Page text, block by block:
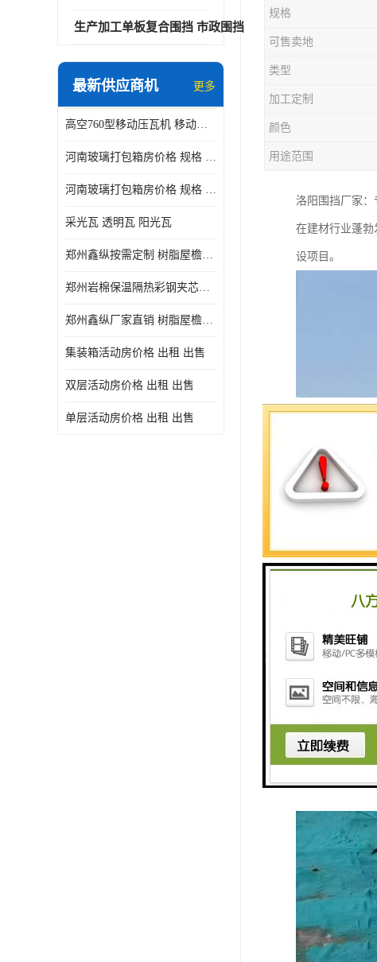
生产加工单板复合围挡 市政围挡
最新供应商机 更多
高空760型移动压瓦机 移动升降制瓦设备租赁选郑州鑫纵
河南玻璃打包箱房价格 规格 鑫纵建材按需定制
河南玻璃打包箱房价格 规格 鑫纵建材批发
采光瓦 透明瓦 阳光瓦
郑州鑫纵按需定制 树脂屋檐装饰塑料琉璃瓦片 中式仿古瓦的特点 价格
郑州岩棉保温隔热彩钢夹芯板 郑州鑫纵支持定做
郑州鑫纵厂家直销 树脂屋檐装饰塑料琉璃瓦片 中式仿古瓦的特点 价格
集装箱活动房价格 出租 出售
双层活动房价格 出租 出售
单层活动房价格 出租 出售
规格
可售卖地
类型
加工定制
颜色
用途范围
洛阳围挡厂家
在建材行业蓬
设项目。